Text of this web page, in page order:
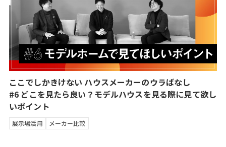
ここでしかきけない ハウスメーカーのウラばなし
#6 どこを見たら良い？モデルハウスを見る際に見て欲し
いポイント
展示場活用 メーカー比較